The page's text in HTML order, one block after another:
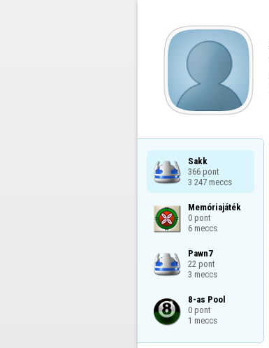
Sakk
366 pont
3 247 meccs
Memóriajáték
0 pont
6 meccs
Pawn7
22 pont
3 meccs
8-as Pool
0 pont
1 meccs